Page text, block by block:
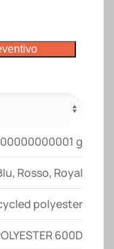
g
, Rosso, Royal
polyester
600D